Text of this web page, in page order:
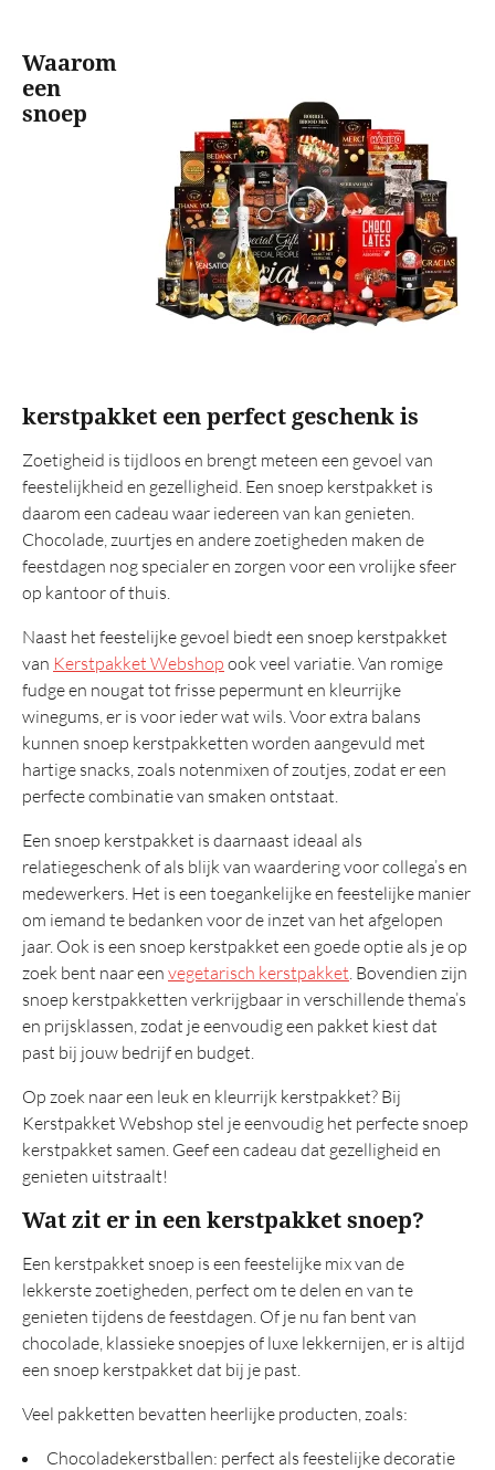
XL volume
Kerstgeschenken
Wok
Wellness
Overig
Luxe
Prijs 25 euro
Italiaans
Tapas
Snijplank
Mooie
Kerstattenties
Aanbevolen
TOP 20
Belastingregels
Waarom
een
snoep
kerstpakket een perfect geschenk is
Zoetigheid is tijdloos en brengt meteen een gevoel van
feestelijkheid en gezelligheid. Een snoep kerstpakket is
daarom een cadeau waar iedereen van kan genieten.
Chocolade, zuurtjes en andere zoetigheden maken de
feestdagen nog specialer en zorgen voor een vrolijke sfeer
op kantoor of thuis.
Naast het feestelijke gevoel biedt een snoep kerstpakket
van Kerstpakket Webshop ook veel variatie. Van romige
fudge en nougat tot frisse pepermunt en kleurrijke
winegums, er is voor ieder wat wils. Voor extra balans
kunnen snoep kerstpakketten worden aangevuld met
hartige snacks, zoals notenmixen of zoutjes, zodat er een
perfecte combinatie van smaken ontstaat.
Een snoep kerstpakket is daarnaast ideaal als
relatiegeschenk of als blijk van waardering voor collega’s en
medewerkers. Het is een toegankelijke en feestelijke manier
om iemand te bedanken voor de inzet van het afgelopen
jaar. Ook is een snoep kerstpakket een goede optie als je op
zoek bent naar een vegetarisch kerstpakket. Bovendien zijn
snoep kerstpakketten verkrijgbaar in verschillende thema’s
en prijsklassen, zodat je eenvoudig een pakket kiest dat
past bij jouw bedrijf en budget.
Op zoek naar een leuk en kleurrijk kerstpakket? Bij
Kerstpakket Webshop stel je eenvoudig het perfecte snoep
kerstpakket samen. Geef een cadeau dat gezelligheid en
genieten uitstraalt!
Wat zit er in een kerstpakket snoep?
Een kerstpakket snoep is een feestelijke mix van de
lekkerste zoetigheden, perfect om te delen en van te
genieten tijdens de feestdagen. Of je nu fan bent van
chocolade, klassieke snoepjes of luxe lekkernijen, er is altijd
een snoep kerstpakket dat bij je past.
Veel pakketten bevatten heerlijke producten, zoals:
Chocoladekerstballen: perfect als feestelijke decoratie